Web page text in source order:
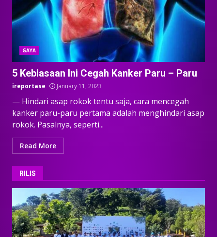
GAYA
5 Kebiasaan Ini Cegah Kanker Paru – Paru
ireportase January 11, 2023
— Hindari asap rokok tentu saja, cara mencegah
kanker paru-paru pertama adalah menghindari asap
rokok. Pasalnya, seperti...
Read More
RILIS